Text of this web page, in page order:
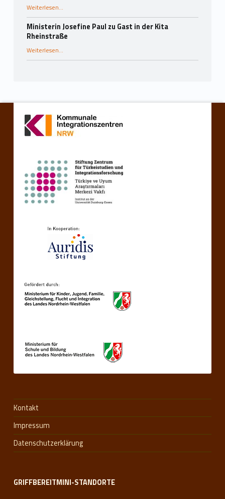
Weiterlesen“Erfolgreiche Auftaktveranstaltung „Ein Rucksack voll mit MehrSprachen“ in Bremen”
…
Ministerin Josefine Paul zu Gast in der Kita
Rheinstraße
Weiterlesen“Ministerin Josefine Paul zu Gast in der Kita Rheinstraße”
…
Kontakt
Impressum
Datenschutzerklärung
GRIFFBEREITMINI-STANDORTE